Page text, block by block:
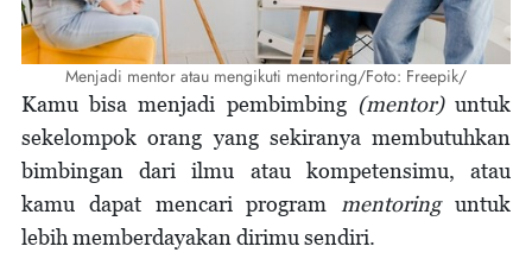
Menjadi mentor atau mengikuti mentoring/Foto: Freepik/
Kamu bisa menjadi pembimbing (mentor)untuk
sekelompok orang yang sekiranya membutuhkan
bimbingan dari ilmu atau kompetensimu, atau
kamu dapat mencari programmentoringuntuk
lebih memberdayakan dirimu sendiri.